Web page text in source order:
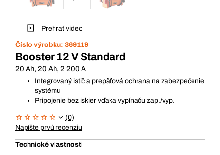
Prehrať video
Číslo výrobku: 369119
Booster 12 V Standard
20 Ah, 20 Ah, 2 200 A
Integrovaný istič a prepäťová ochrana na zabezpečenie
systému
Pripojenie bez iskier vďaka vypínaču zap./vyp.
(0)
Napíšte prvú recenziu
Technické vlastnosti